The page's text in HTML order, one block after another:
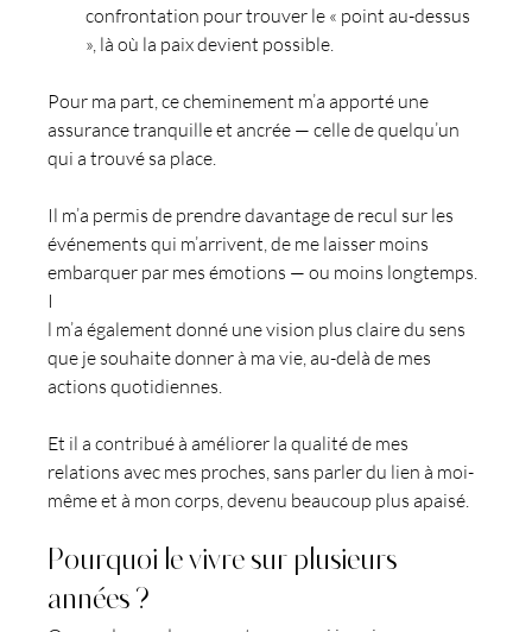
confrontation pour trouver le « point au-dessus
», là où la paix devient possible.
Pour ma part, ce cheminement m’a apporté une
assurance tranquille et ancrée — celle de quelqu’un
qui a trouvé sa place.
Il m’a permis de prendre davantage de recul sur les
événements qui m’arrivent, de me laisser moins
embarquer par mes émotions — ou moins longtemps.
I
l m’a également donné une vision plus claire du sens
que je souhaite donner à ma vie, au-delà de mes
actions quotidiennes.
Et il a contribué à améliorer la qualité de mes
relations avec mes proches, sans parler du lien à moi-
même et à mon corps, devenu beaucoup plus apaisé.
Pourquoi le vivre sur plusieurs
années ?